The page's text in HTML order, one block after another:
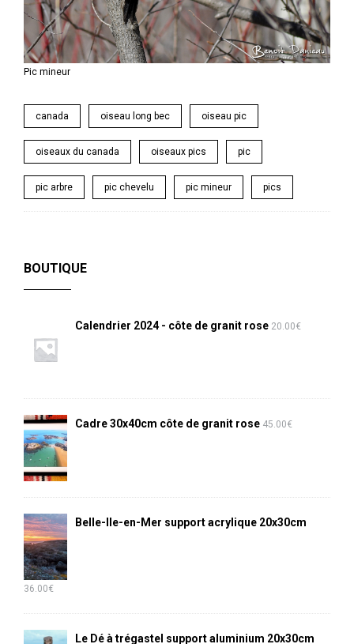
Pic mineur
canada oiseau long bec oiseau pic
oiseaux du canada oiseaux pics pic
pic arbre pic chevelu pic mineur pics
BOUTIQUE
Calendrier 2024 - côte de granit rose 20.00€
Cadre 30x40cm côte de granit rose 45.00€
Belle-Ile-en-Mer support acrylique 20x30cm
36.00€
Le Dé à trégastel support aluminium 20x30cm